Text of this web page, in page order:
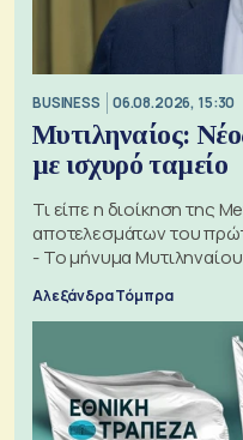
BUSINESS 06.08.2026, 15:30
Μυτιληναίος:
με ισχυρό ταμείο
Τι είπε η διοίκηση της
αποτελεσμάτων του
- Το μήνυμα Μυτιληναίου
Αλεξάνδρα Τόμπρα